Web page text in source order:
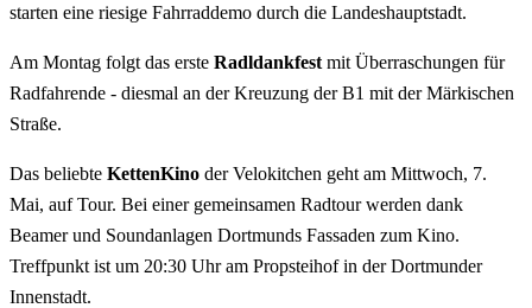
starten eine riesige Fahrraddemo durch die Landeshauptstadt.
Am Montag folgt das erste Radldankfest mit Überraschungen für
Radfahrende - diesmal an der Kreuzung der B1 mit der Märkischen
Straße.
Das beliebte KettenKino der Velokitchen geht am Mittwoch, 7.
Mai, auf Tour. Bei einer gemeinsamen Radtour werden dank
Beamer und Soundanlagen Dortmunds Fassaden zum Kino.
Treffpunkt ist um 20:30 Uhr am Propsteihof in der Dortmunder
Innenstadt.